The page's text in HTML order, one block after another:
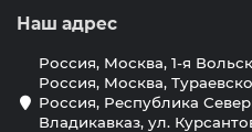
Наш адрес
Россия, Москва, 1-я
Россия, Москва,
Россия, Республика
Владикавказ, ул.